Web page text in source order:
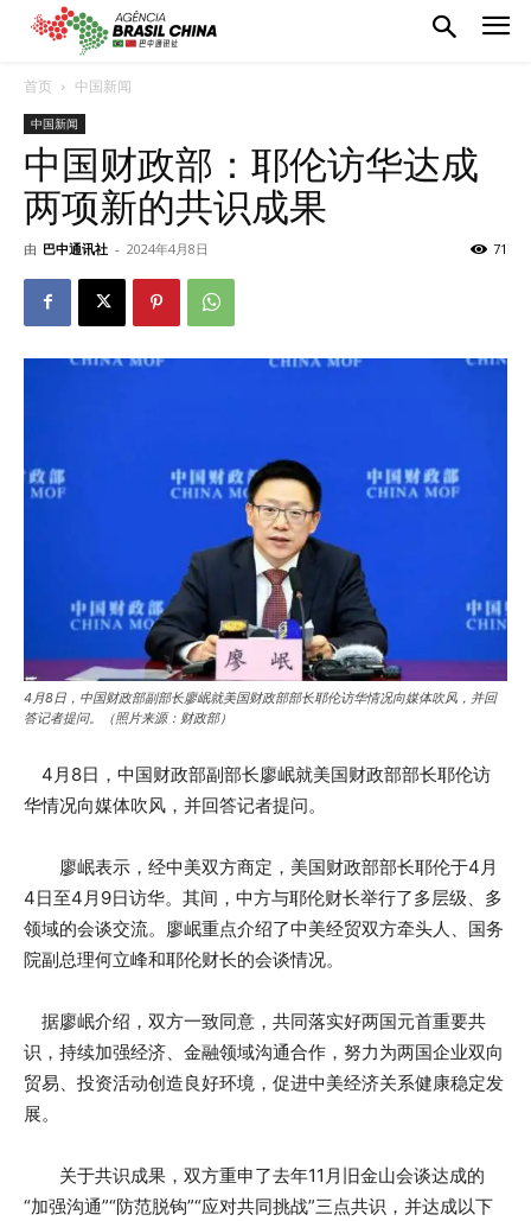
首页 中国新闻
中国新闻
中国财政部：耶伦访华达成
两项新的共识成果
由 巴中通讯社 - 2024年4月8日 71
4月8日，中国财政部副部长廖岷就美国财政部部长耶伦访华情况向媒体吹风，并回
答记者提问。（照片来源：财政部）
4月8日，中国财政部副部长廖岷就美国财政部部长耶伦访
华情况向媒体吹风，并回答记者提问。
廖岷表示，经中美双方商定，美国财政部部长耶伦于4月
4日至4月9日访华。其间，中方与耶伦财长举行了多层级、多
领域的会谈交流。廖岷重点介绍了中美经贸双方牵头人、国务
院副总理何立峰和耶伦财长的会谈情况。
据廖岷介绍，双方一致同意，共同落实好两国元首重要共
识，持续加强经济、金融领域沟通合作，努力为两国企业双向
贸易、投资活动创造良好环境，促进中美经济关系健康稳定发
展。
关于共识成果，双方重申了去年11月旧金山会谈达成的
“加强沟通”“防范脱钩”“应对共同挑战”三点共识，并达成以下